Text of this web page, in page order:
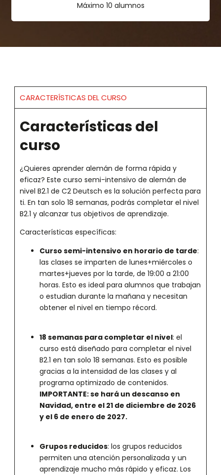
Máximo 10 alumnos
CARACTERÍSTICAS DEL CURSO
Características del
curso
¿Quieres aprender alemán de forma rápida y
eficaz? Este curso semi-intensivo de alemán de
nivel B2.1 de C2 Deutsch es la solución perfecta para
ti. En tan solo 18 semanas, podrás completar el nivel
B2.1 y alcanzar tus objetivos de aprendizaje.
Características específicas:
Curso semi-intensivo en horario de tarde:
las clases se imparten de lunes+miércoles o
martes+jueves por la tarde, de 19:00 a 21:00
horas. Esto es ideal para alumnos que trabajan
o estudian durante la mañana y necesitan
obtener el nivel en tiempo récord.
18 semanas para completar el nivel: el
curso está diseñado para completar el nivel
B2.1 en tan solo 18 semanas. Esto es posible
gracias a la intensidad de las clases y al
programa optimizado de contenidos.
IMPORTANTE: se hará un descanso en
Navidad, entre el 21 de diciembre de 2026
y el 6 de enero de 2027.
Grupos reducidos: los grupos reducidos
permiten una atención personalizada y un
aprendizaje mucho más rápido y eficaz. Los